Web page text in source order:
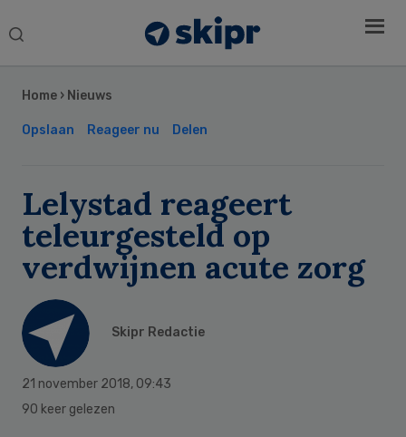
Search
Home › Nieuws
Opslaan Reageer nu Delen
Lelystad reageert
teleurgesteld op
verdwijnen acute zorg
Skipr Redactie
21 november 2018, 09:43
90 keer gelezen
Sidebar